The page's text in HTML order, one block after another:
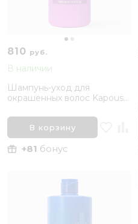
810 руб.
В наличии
Шампунь-уход для
окрашенных волос Kapous
Care", 1000 мл
В корзину
+81 бонус